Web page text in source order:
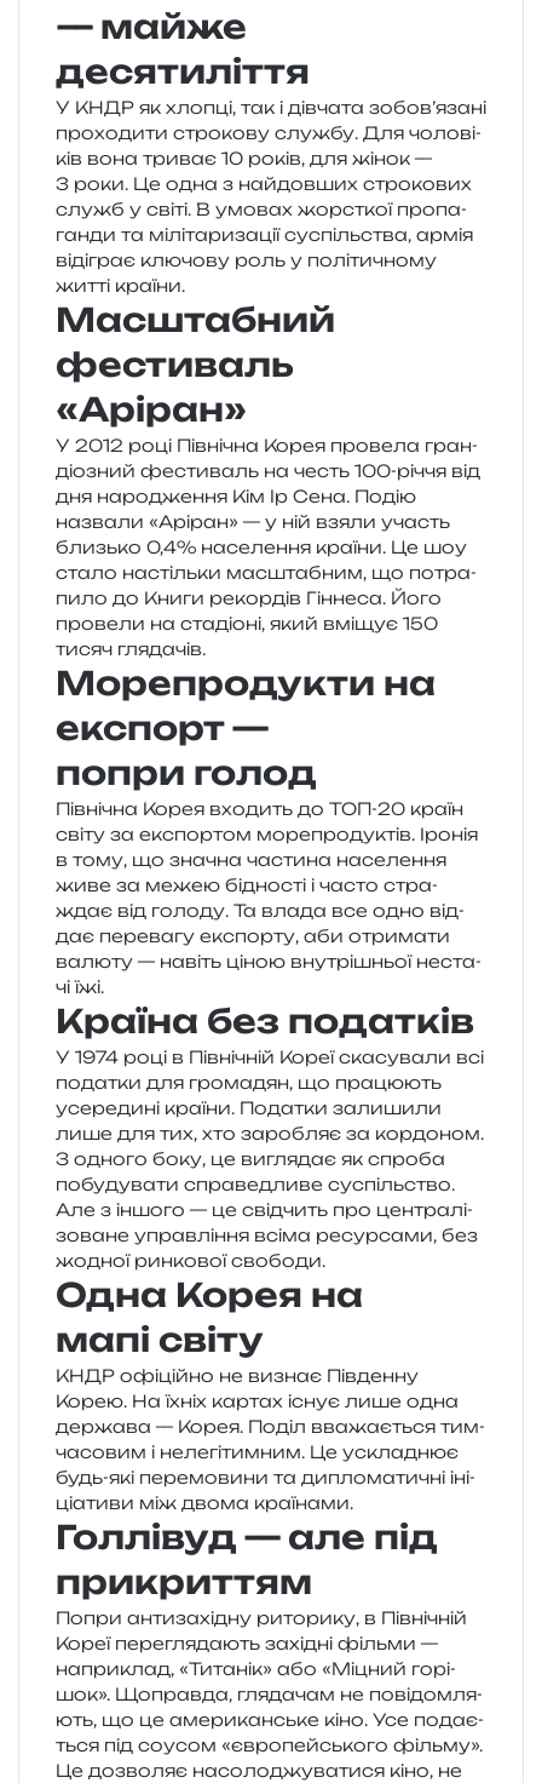
— майже
десятиліття
У КНДР як хло­пці, так і дів­ча­та зобов’язані
про­хо­ди­ти стро­ко­ву слу­жбу. Для чоло­ві­
ків вона три­ває 10 років, для жінок —
3 роки. Це одна з най­дов­ших стро­ко­вих
служб у світі. В умо­вах жорс­ткої про­па­
ган­ди та мілі­та­ри­за­ції суспіль­ства, армія
віді­грає клю­чо­ву роль у полі­ти­чно­му
житті країни.
Масштабний
фестиваль
«Аріран»
У 2012 році Північна Корея про­ве­ла гран­
діо­зний фести­валь на честь 100-річчя від
дня наро­дже­н­ня Кім Ір Сена. Подію
назва­ли «Аріран» — у ній взяли участь
близь­ко 0,4% насе­ле­н­ня кра­ї­ни. Це шоу
стало настіль­ки мас­шта­бним, що потра­
пи­ло до Книги рекор­дів Гіннеса. Його
про­ве­ли на ста­діо­ні, який вмі­щує 150
тисяч глядачів.
Морепродукти на
експорт —
попри голод
Північна Корея вхо­дить до ТОП-20 країн
світу за екс­пор­том море­про­ду­ктів. Іронія
в тому, що зна­чна части­на насе­ле­н­ня
живе за межею бідно­сті і часто стра­
ждає від голо­ду. Та влада все одно від­
дає пере­ва­гу екс­пор­ту, аби отри­ма­ти
валю­ту — навіть ціною вну­трі­шньої неста­
чі їжі.
Країна без податків
У 1974 році в Північній Кореї ска­су­ва­ли всі
пода­тки для гро­ма­дян, що пра­цю­ють
усе­ре­ди­ні кра­ї­ни. Податки зали­ши­ли
лише для тих, хто заро­бляє за кор­до­ном.
З одно­го боку, це вигля­дає як спро­ба
побу­ду­ва­ти спра­ве­дли­ве суспіль­ство.
Але з іншо­го — це свід­чить про цен­тра­лі­
зо­ва­не управ­лі­н­ня всіма ресур­са­ми, без
жодної рин­ко­вої свободи.
Одна Корея на
мапі світу
КНДР офі­цій­но не визнає Південну
Корею. На їхніх кар­тах існує лише одна
дер­жа­ва — Корея. Поділ вва­жа­є­ться тим­
ча­со­вим і неле­гі­тим­ним. Це ускла­днює
будь-які пере­мо­ви­ни та дипло­ма­ти­чні іні­
ці­а­ти­ви між двома країнами.
Голлівуд — але під
прикриттям
Попри анти­за­хі­дну рито­ри­ку, в Північній
Кореї пере­гля­да­ють захі­дні філь­ми —
напри­клад, «Титанік» або «Міцний горі­
шок». Щоправда, гля­да­чам не пові­дом­ля­
ють, що це аме­ри­кан­ське кіно. Усе пода­є­
ться під соусом «євро­пей­сько­го філь­му».
Це дозво­ляє насо­ло­джу­ва­ти­ся кіно, не